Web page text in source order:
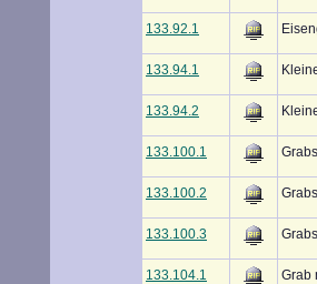
133.92.1
133.94.1
133.94.2
133.100.1
133.100.2
133.100.3
133.104.1 Grab